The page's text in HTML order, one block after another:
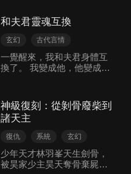
君平定內亂，奪回權柄； 後
重返本家，雷霆手段重振家
主威儀，當年身負詛咒，身
她復活，與此同時，百年前
的詛咒為何一直追隨身側？
老祖再度身陷囹圄之中……
和夫君靈魂互換
玄幻
古代言情
靈魂互換
一覺醒來，我和夫君身體互
換了。 我變成他，他變成
跑到銅鏡前，確認自己成了
張柏庭。
神級復刻：從剝骨廢柴到
諸天主
復仇 系統 玄幻
少年天才林羽峯天生劍骨，
被昊家少主昊天奪骨棄屍。